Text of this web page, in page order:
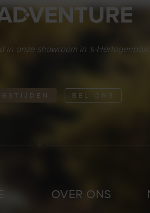
in onze showroom in 's-
BEL ONS
OVER ONS